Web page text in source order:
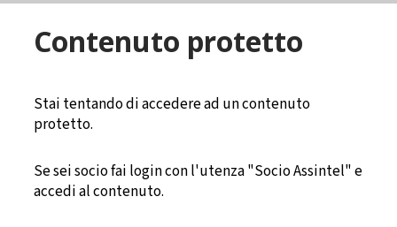
Contenuto protetto
Stai tentando di accedere ad un contenuto
protetto.
Se sei socio fai login con l'utenza "Socio Assintel" e
accedi al contenuto.